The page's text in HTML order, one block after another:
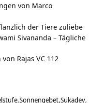
von Marco
der Tiere zuliebe
Sivananda – Tägliche
Rajas VC 112
Sonnengebet Sukadev